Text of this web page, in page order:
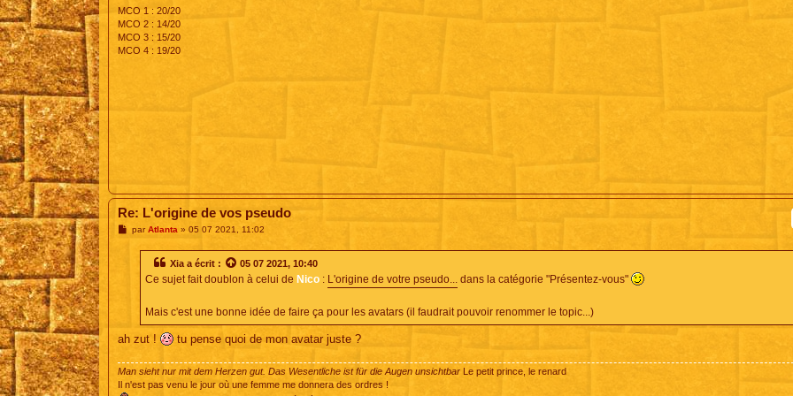
MCO 1 : 20/20
MCO 2 : 14/20
MCO 3 : 15/20
MCO 4 : 19/20
Re: L'origine de vos pseudo
MparAtlanta» 05 07 2021, 11:02
Xiaa écrit : 05 07 2021, 10:40
Ce sujet fait doublon à celui de Nico : L'origine de votre pseudo... dans la catégorie "Présentez-vous"
Mais c'est une bonne idée de faire ça pour les avatars (il faudrait pouvoir renommer le topic...)
ah zut ! tu pense quoi de mon avatar juste ?
Man sieht nur mit dem Herzen gut. Das Wesentliche ist für die Augen unsichtbar
Le petit prince, le renard
Il n'est pas venu le jour où une femme me donnera des ordres !